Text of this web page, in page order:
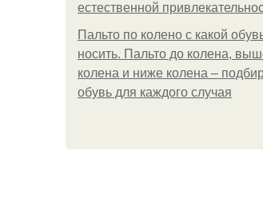
естественной
Пальто по колено с какой
носить. Пальто до колена,
колена и ниже колена –
обувь для каждого случая